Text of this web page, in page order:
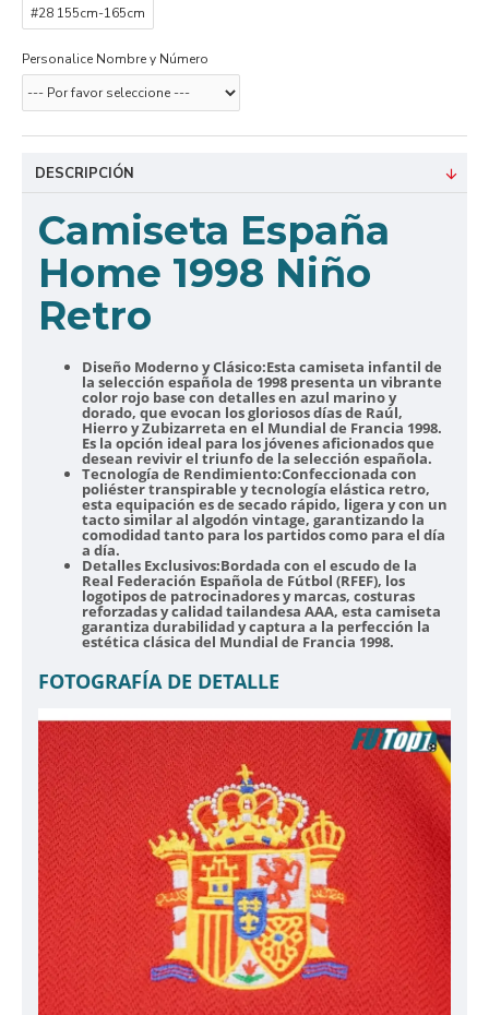
#28 155cm-165cm
Personalice Nombre y Número
DESCRIPCIÓN
Camiseta España
Home 1998 Niño
Retro
Diseño Moderno y Clásico:Esta camiseta infantil de
la selección española de 1998 presenta un vibrante
color rojo base con detalles en azul marino y
dorado, que evocan los gloriosos días de Raúl,
Hierro y Zubizarreta en el Mundial de Francia 1998.
Es la opción ideal para los jóvenes aficionados que
desean revivir el triunfo de la selección española.
Tecnología de Rendimiento:Confeccionada con
poliéster transpirable y tecnología elástica retro,
esta equipación es de secado rápido, ligera y con un
tacto similar al algodón vintage, garantizando la
comodidad tanto para los partidos como para el día
a día.
Detalles Exclusivos:Bordada con el escudo de la
Real Federación Española de Fútbol (RFEF), los
logotipos de patrocinadores y marcas, costuras
reforzadas y calidad tailandesa AAA, esta camiseta
garantiza durabilidad y captura a la perfección la
estética clásica del Mundial de Francia 1998.
FOTOGRAFÍA DE DETALLE